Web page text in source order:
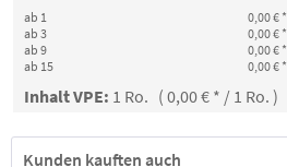
ab 1
0,00 € *
ab 3
0,00 € *
ab 9
0,00 € *
ab 15
0,00 € *
Inhalt VPE: 1 Ro. ( 0,00 € * / 1 Ro. )
Kunden kauften auch